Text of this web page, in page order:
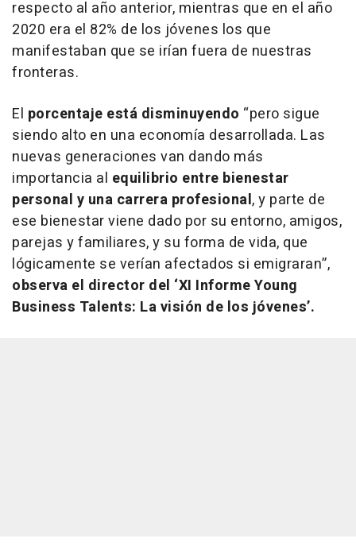
respecto al año anterior, mientras que en el año
2020 era el 82% de los jóvenes los que
manifestaban que se irían fuera de nuestras
fronteras.
El porcentaje está disminuyendo “pero sigue
siendo alto en una economía desarrollada. Las
nuevas generaciones van dando más
importancia al equilibrio entre bienestar
personal y una carrera profesional, y parte de
ese bienestar viene dado por su entorno, amigos,
parejas y familiares, y su forma de vida, que
lógicamente se verían afectados si emigraran”,
observa el director del ‘XI Informe Young
Business Talents: La visión de los jóvenes’.